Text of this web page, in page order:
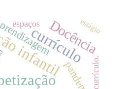
infantil
currículo
Docência
currículo.
espaços estágio